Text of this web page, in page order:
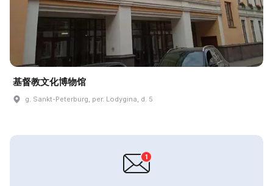
基督教文化博物馆
g. Sankt-Peterburg, per. Lodygina, d. 5